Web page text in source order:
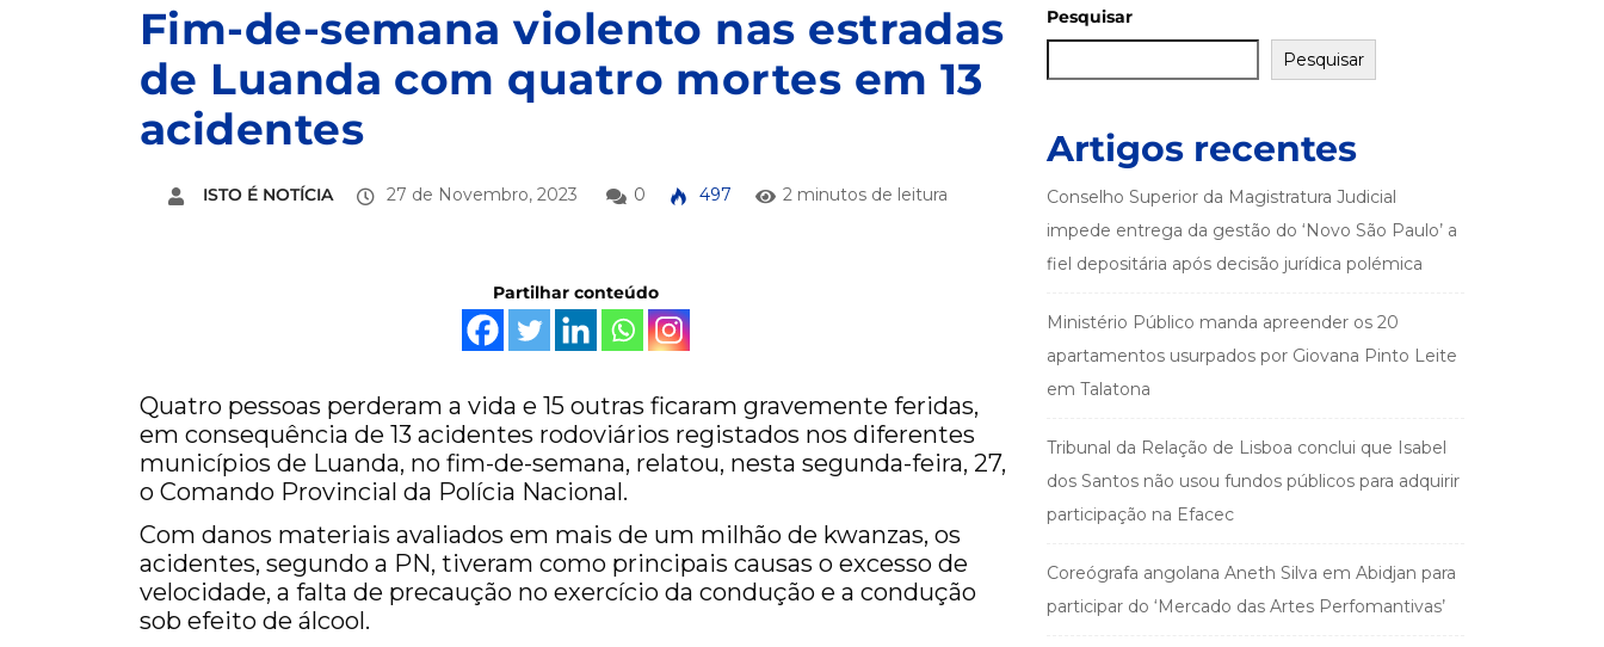
Fim-de-semana violento nas estradas
de Luanda com quatro mortes em 13
acidentes
ISTO É NOTÍCIA 27 de Novembro, 2023 0 497 2 minutos de leitura
Partilhar conteúdo
Quatro pessoas perderam a vida e 15 outras ficaram gravemente feridas,
em consequência de 13 acidentes rodoviários registados nos diferentes
municípios de Luanda, no fim-de-semana, relatou, nesta segunda-feira, 27,
o Comando Provincial da Polícia Nacional.
Com danos materiais avaliados em mais de um milhão de kwanzas, os
acidentes, segundo a PN, tiveram como principais causas o excesso de
velocidade, a falta de precaução no exercício da condução e a condução
sob efeito de álcool.
Pesquisar
Pesquisar
Artigos recentes
Conselho Superior da Magistratura Judicial
impede entrega da gestão do ‘Novo São Paulo’ a
fiel depositária após decisão jurídica polémica
Ministério Público manda apreender os 20
apartamentos usurpados por Giovana Pinto Leite
em Talatona
Tribunal da Relação de Lisboa conclui que Isabel
dos Santos não usou fundos públicos para adquirir
participação na Efacec
Coreógrafa angolana Aneth Silva em Abidjan para
participar do ‘Mercado das Artes Perfomantivas’